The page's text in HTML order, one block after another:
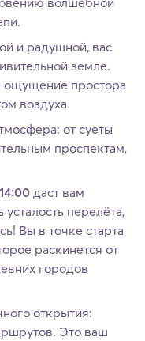
и радушной, вас
земле.
ощущение простора
воздуха.
от суеты
проспектам,
даст вам
перелёта,
Вы в точке старта
раскинется от
городов
открытия:
Это ваш